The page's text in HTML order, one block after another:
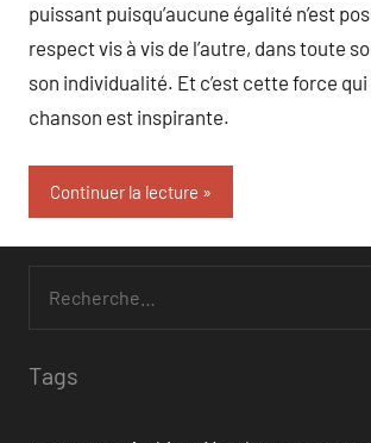
puissant puisqu’aucune égalité n’est
respect vis à vis de l’autre, dans toute
son individualité. Et c’est cette force
chanson est inspirante.
Continuer la lecture
Tags